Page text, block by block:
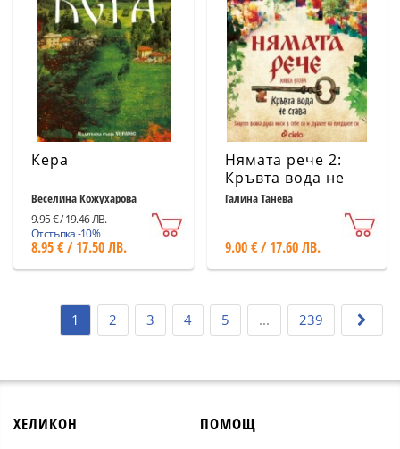
Кера
Веселина Кожухарова
9.95 € / 19.46 ЛВ.
Отстъпка -10%
8.95 € / 17.50 ЛВ.
Нямата рече 2:
Кръвта вода не
става
Галина Танева
9.00 € / 17.60 ЛВ.
1 2 3 4 5 ... 239
ХЕЛИКОН ПОМОЩ